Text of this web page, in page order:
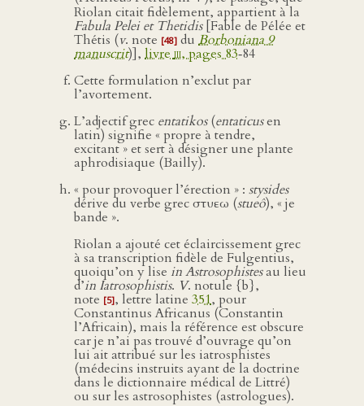
Riolan citait fidèlement, appartient à la
Fabula Pelei et Thetidis[Fable de Pélée et
Thétis (v. note [48] du Borboniana 9
manuscrit)], livreiii, pages 83‑84
Cette formulation n’exclut par
l’avortement.
L’adjectif grec entatikos(entaticusen
latin) signifie « propre à tendre,
excitant » et sert à désigner une plante
aphrodisiaque (Bailly).
« pour provoquer l’érection » : stysides
dérive du verbe grec στυεω (stueô), « je
bande ».
Riolan a ajouté cet éclaircissement grec
à sa transcription fidèle de Fulgentius,
quoiqu’on y lise in Astrosophistesau lieu
d’in Iatrosophistis. V. notule {b},
note [5], lettre latine 351, pour
Constantinus Africanus (Constantin
l’Africain), mais la référence est obscure
car je n’ai pas trouvé d’ouvrage qu’on
lui ait attribué sur les iatrosphistes
(médecins instruits ayant de la doctrine
dans le dictionnaire médical de Littré)
ou sur les astrosophistes (astrologues).